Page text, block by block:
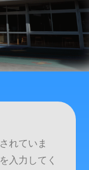
れていま
入力してく